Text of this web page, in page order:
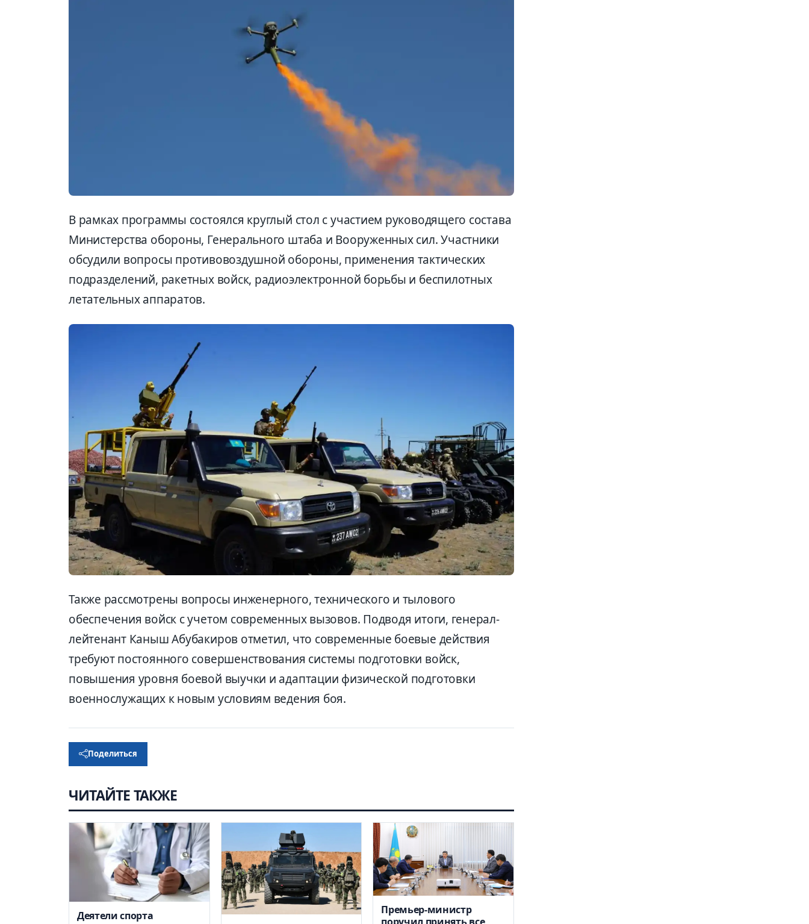
В рамках программы состоялся круглый стол с участием руководящего состава
Министерства обороны, Генерального штаба и Вооруженных сил. Участники
обсудили вопросы противовоздушной обороны, применения тактических
подразделений, ракетных войск, радиоэлектронной борьбы и беспилотных
летательных аппаратов.
Также рассмотрены вопросы инженерного, технического и тылового
обеспечения войск с учетом современных вызовов. Подводя итоги, генерал-
лейтенант Каныш Абубакиров отметил, что современные боевые действия
требуют постоянного совершенствования системы подготовки войск,
повышения уровня боевой выучки и адаптации физической подготовки
военнослужащих к новым условиям ведения боя.
Поделиться
ЧИТАЙТЕ ТАКЖЕ
Деятели спорта
Премьер-министр